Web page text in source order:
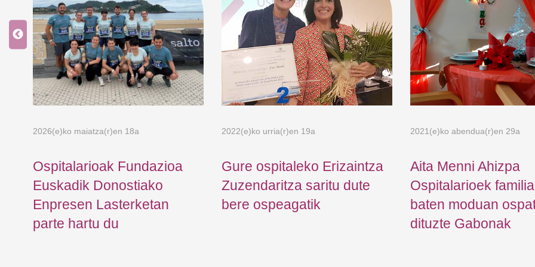
2026(e)ko maiatza(r)en 18a
Ospitalarioak Fundazioa
Euskadik Donostiako
Enpresen Lasterketan
parte hartu du
2022(e)ko urria(r)en 19a
Gure ospitaleko Erizaintza
Zuzendaritza saritu dute
bere ospeagatik
2021(e)ko abendua(r)en 29a
Aita Menni Ahizpa
Ospitalarioek
baten moduan
dituzte Gabonak